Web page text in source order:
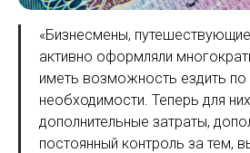
«Бизнесмены,
активно оформляли
иметь возможность ездить
необходимости. Теперь для
дополнительные затраты,
постоянный контроль за тем,